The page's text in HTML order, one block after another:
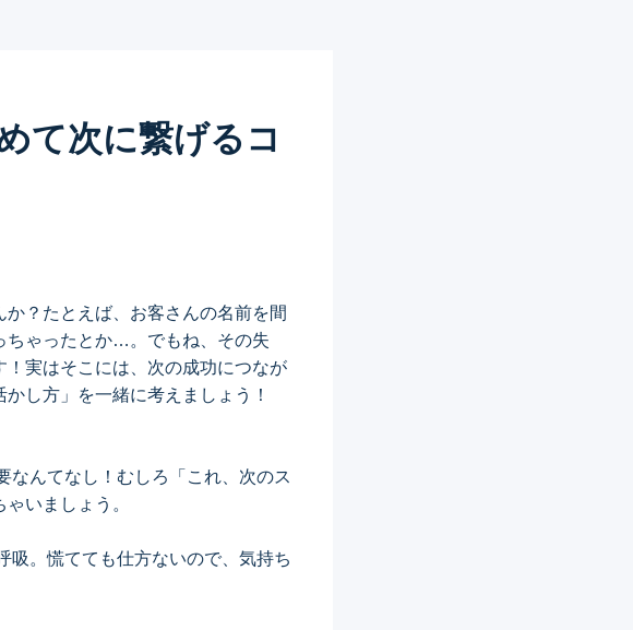
て次に繋げるコ
？たとえば、お客さんの名前を間
ちゃったとか…。でもね、その失
実はそこには、次の成功につなが
し方」を一緒に考えましょう！
なんてなし！むしろ「これ、次のス
いましょう。
吸。慌てても仕方ないので、気持ち